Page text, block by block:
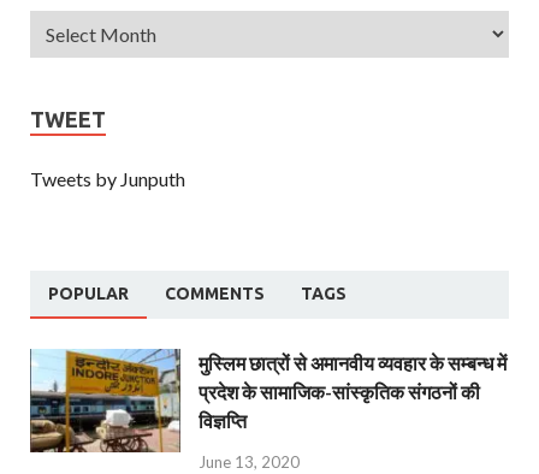
TWEET
Tweets by Junputh
POPULAR COMMENTS TAGS
मुस्लिम छात्रों से अमानवीय व्यवहार के सम्बन्ध में
प्रदेश के सामाजिक-सांस्कृतिक संगठनों की
विज्ञप्ति
June 13, 2020